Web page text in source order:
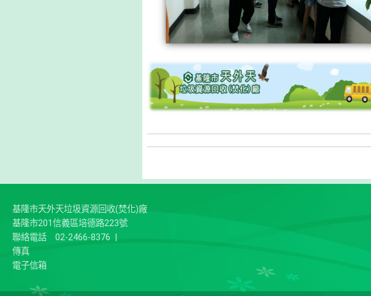
基隆市天外天垃圾資源回收(焚化)廠
基隆市201信義區培德路223號
聯絡電話
02-2466-8376
傳真
電子信箱